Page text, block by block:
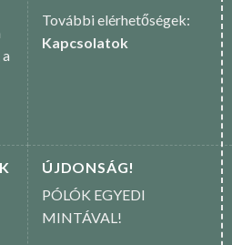
További elérhetőségek:
Kapcsolatok
ÚJDONSÁG!
PÓLÓK EGYEDI
MINTÁVAL!